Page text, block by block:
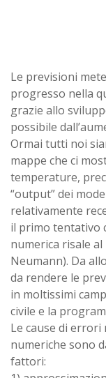
Le previsioni
progresso nella
grazie allo
possibile
Ormai tutti noi
mappe che ci
temperature,
“output” dei
relativamente
il primo tentativo
numerica risale al
Neumann). Da
da rendere le
in moltissimi
civile e la
Le cause di
numeriche sono
fattori: